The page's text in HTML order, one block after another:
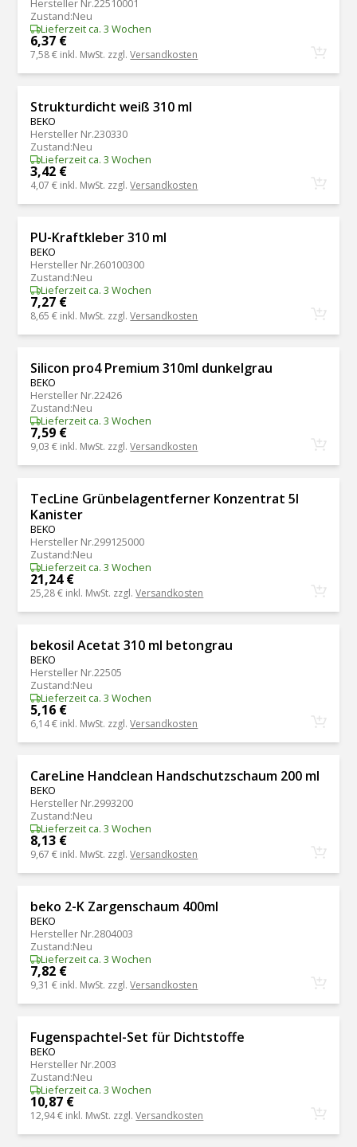
Hersteller Nr.22510001
Zustand:Neu
Lieferzeit ca. 3 Wochen
6,37 €
7,58 € inkl. MwSt. zzgl.Versandkosten
Strukturdicht weiß 310 ml
BEKO
Hersteller Nr.230330
Zustand:Neu
Lieferzeit ca. 3 Wochen
3,42 €
4,07 € inkl. MwSt. zzgl.Versandkosten
PU-Kraftkleber 310 ml
BEKO
Hersteller Nr.260100300
Zustand:Neu
Lieferzeit ca. 3 Wochen
7,27 €
8,65 € inkl. MwSt. zzgl.Versandkosten
Silicon pro4 Premium 310ml dunkelgrau
BEKO
Hersteller Nr.22426
Zustand:Neu
Lieferzeit ca. 3 Wochen
7,59 €
9,03 € inkl. MwSt. zzgl.Versandkosten
TecLine Grünbelagentferner Konzentrat 5l
Kanister
BEKO
Hersteller Nr.299125000
Zustand:Neu
Lieferzeit ca. 3 Wochen
21,24 €
25,28 € inkl. MwSt. zzgl.Versandkosten
bekosil Acetat 310 ml betongrau
BEKO
Hersteller Nr.22505
Zustand:Neu
Lieferzeit ca. 3 Wochen
5,16 €
6,14 € inkl. MwSt. zzgl.Versandkosten
CareLine Handclean Handschutzschaum 200 ml
BEKO
Hersteller Nr.2993200
Zustand:Neu
Lieferzeit ca. 3 Wochen
8,13 €
9,67 € inkl. MwSt. zzgl.Versandkosten
beko 2-K Zargenschaum 400ml
BEKO
Hersteller Nr.2804003
Zustand:Neu
Lieferzeit ca. 3 Wochen
7,82 €
9,31 € inkl. MwSt. zzgl.Versandkosten
Fugenspachtel-Set für Dichtstoffe
BEKO
Hersteller Nr.2003
Zustand:Neu
Lieferzeit ca. 3 Wochen
10,87 €
12,94 € inkl. MwSt. zzgl.Versandkosten